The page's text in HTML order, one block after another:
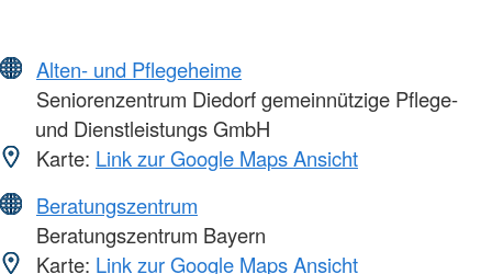
Alten- und Pflegeheime
Seniorenzentrum Diedorf gemeinnützige Pflege-
und Dienstleistungs GmbH
Karte: Link zur Google Maps Ansicht
Beratungszentrum
Beratungszentrum Bayern
Karte: Link zur Google Maps Ansicht